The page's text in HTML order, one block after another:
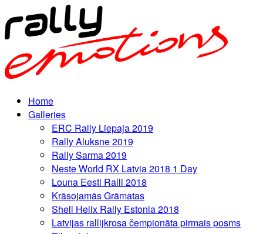
Home
Galleries
ERC Rally Liepaja 2019
Rally Aluksne 2019
Rally Sarma 2019
Neste World RX Latvia 2018 1 Day
Louna Eesti Ralli 2018
Krāsojamās Grāmatas
Shell Helix Rally Estonia 2018
Latvijas rallijkrosa čempionāta pirmais posms